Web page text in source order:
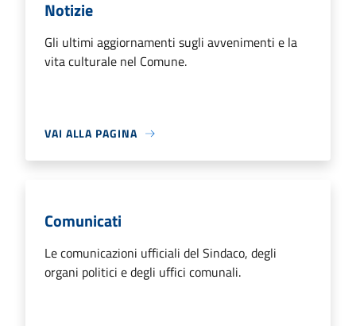
Notizie
Gli ultimi aggiornamenti sugli avvenimenti e la
vita culturale nel Comune.
VAI ALLA PAGINA
Comunicati
Le comunicazioni ufficiali del Sindaco, degli
organi politici e degli uffici comunali.